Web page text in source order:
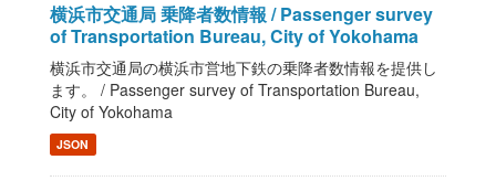
横浜市交通局 乗降者数情報 / Passenger survey
of Transportation Bureau, City of Yokohama
横浜市交通局の横浜市営地下鉄の乗降者数情報を提供し
ます。 / Passenger survey of Transportation Bureau,
City of Yokohama
JSON